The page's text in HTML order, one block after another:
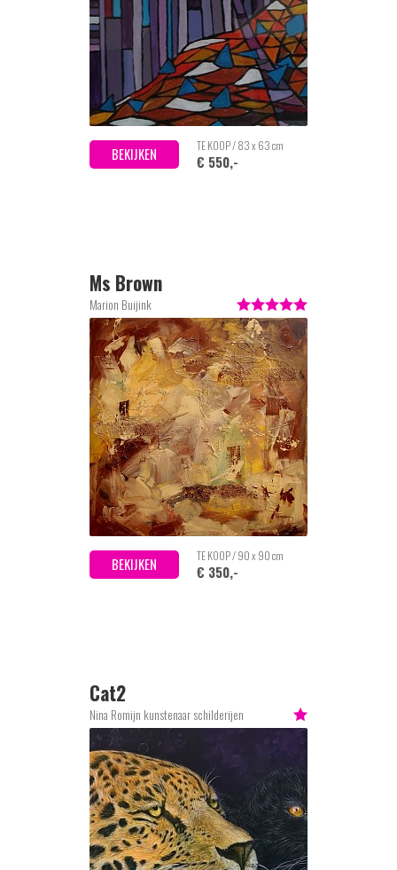
BEKIJKEN TE KOOP / 83 x 63 cm
€ 550,-
Ms Brown
Marion Buijink
BEKIJKEN TE KOOP / 90 x 90 cm
€ 350,-
Cat2
Nina Romijn kunstenaar schilderijen